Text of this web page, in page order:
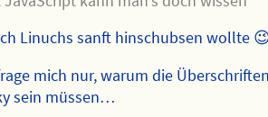
Linuchs sanft hinschubsen wollte
mich nur, warum die
sein müssen…